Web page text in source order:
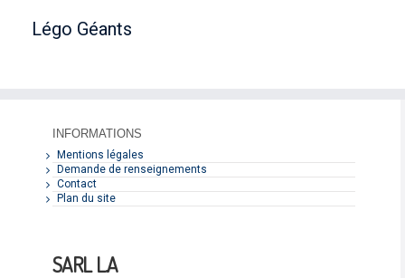
Légo Géants
INFORMATIONS
Mentions légales
Demande de renseignements
Contact
Plan du site
SARL L.A